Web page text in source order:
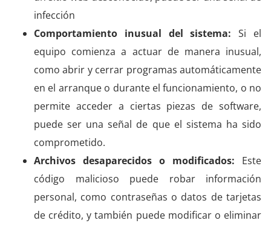
infección
Comportamiento inusual del sistema: Si el
equipo comienza a actuar de manera inusual,
como abrir y cerrar programas automáticamente
en el arranque o durante el funcionamiento, o no
permite acceder a ciertas piezas de software,
puede ser una señal de que el sistema ha sido
comprometido.
Archivos desaparecidos o modificados: Este
código malicioso puede robar información
personal, como contraseñas o datos de tarjetas
de crédito, y también puede modificar o eliminar